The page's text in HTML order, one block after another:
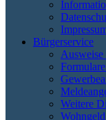
Bürgerservice
Ausweise
Weitere
Wohngeld